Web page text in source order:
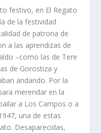
festivo, en El Regato
de la festividad
de patrona de
a las aprendizas de
–como las de Tere
de Gorostiza y
andando. Por la
merendar en la
a Los Campos o a
una de estas
Desaparecidas,